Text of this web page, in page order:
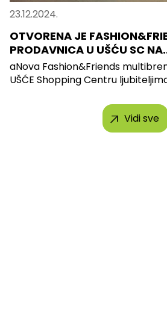
23.12.2024.
OTVORENA JE
PRODAVNICA U UŠĆU SC
aNova Fashion&Friends
UŠĆE Shopping Centru
Vidi sve